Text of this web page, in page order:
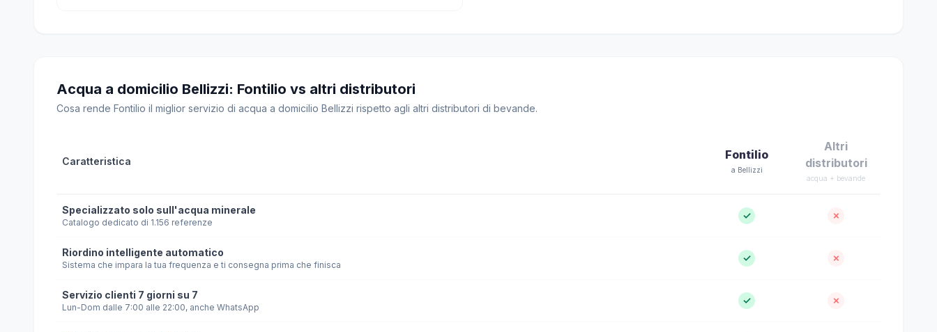
Acqua a domicilio Bellizzi: Fontilio vs altri distributori
Cosa rende Fontilio il miglior servizio di acqua a domicilio Bellizzi rispetto agli altri distributori di bevande.
Caratteristica Fontilio
a Bellizzi
Altri
distributori
acqua + bevande
Specializzato solo sull'acqua minerale
Catalogo dedicato di 1.156 referenze
✓ ✗
Riordino intelligente automatico
Sistema che impara la tua frequenza e ti consegna prima che finisca
✓ ✗
Servizio clienti 7 giorni su 7
Lun-Dom dalle 7:00 alle 22:00, anche WhatsApp
✓ ✗